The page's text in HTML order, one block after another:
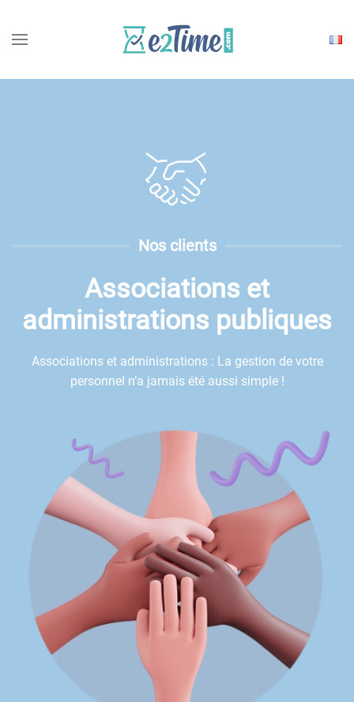
une
Nos clients
Associations et
administrations publiques
Associations et administrations : La gestion de votre
personnel n’a jamais été aussi simple !